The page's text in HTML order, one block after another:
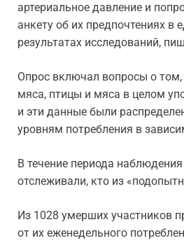
артериальное давление и
анкету об их предпочтениях в
результатах исследований,
Опрос включал вопросы о том,
мяса, птицы и мяса в целом
и эти данные были
уровням потребления в
В течение периода
отслеживали, кто из
Из 1028 умерших участников
от их еженедельного